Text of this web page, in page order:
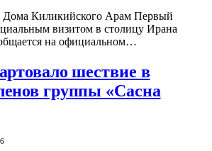
Дома Киликийского Арам Первый
визитом в столицу Ирана
на официальном…
шествие в
группы «Сасна